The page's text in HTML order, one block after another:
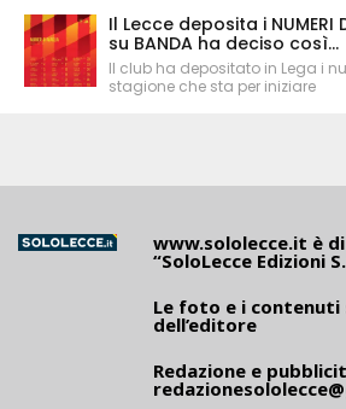
Il Lecce deposita i NUMERI
su BANDA ha deciso così...
Il club ha depositato in Lega i
stagione che sta per iniziare
www.sololecce.it è
“SoloLecce Edizioni
Le foto e i
dell’editore
Redazione e